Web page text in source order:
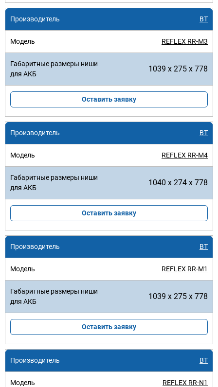
BT
REFLEX RR-M3
1039 x 275 x 778
Оставить заявку
BT
REFLEX RR-M4
1040 x 274 x 778
Оставить заявку
BT
REFLEX RR-M1
1039 x 275 x 778
Оставить заявку
BT
REFLEX RR-N1